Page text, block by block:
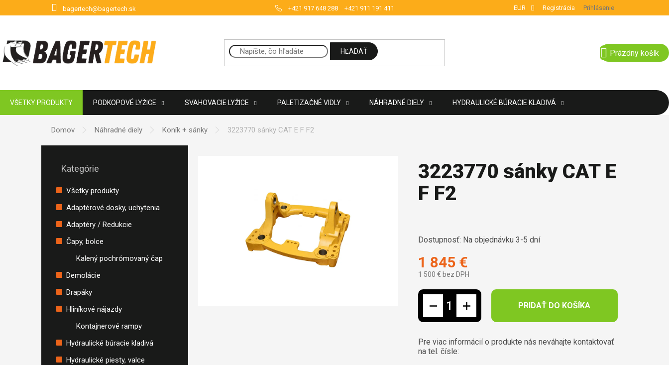
bagertech@bagertech.sk +421 917 648 288 +421 911 191 411 EUR Registrácia Prihlásenie
HĽADAŤ NÁKUPNÝ
Prázdny košík
VŠETKY PRODUKTY PODKOPOVÉ LYŽICE SVAHOVACIE LYŽICE PALETIZAČNÉ VIDLY NÁHRADNÉ DIELY HYDRAULICKÉ BÚRACIE KLADIVÁ
POUŽITÉ PRÍSLUŠENSTVO ZNAČKY
Domov Náhradné diely Koník + sánky 3223770 sánky CAT E F F2
Kategórie
Všetky produkty
Adaptérové dosky, uchytenia
Adaptéry / Redukcie
Čapy, bolce
Kalený pochrómovaný čap
Demolácie
Drapáky
Hliníkové nájazdy
Kontajnerové rampy
Hydraulické búracie kladivá
Hydraulické piesty, valce
3223770 sánky CAT E
F F2
Dostupnosť: Na objednávku 3-5 dní
1 845 €
1 500 € bez DPH
Jednotková cena:
PRIDAŤ DO KOŠÍKA
Pre viac informácií o produkte nás neváhajte kontaktovať
na tel. čísle: